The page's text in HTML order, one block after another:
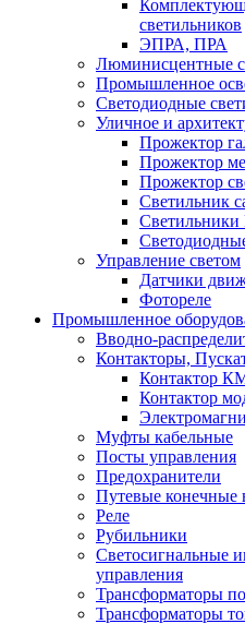
светильников
ЭПРА, ПРА
Люминисцентные
Промышленное
Светодиодные
Уличное и
Прожектор
Прожектор
Прожектор
Светильник
Управление светом
Датчики
Фотореле
Промышленное
Вводно-
Контакторы,
Контактор
Контактор
Муфты кабельные
Посты управления
Предохранители
Путевые конечные
Реле
Рубильники
Светосигнальные
управления
Трансформаторы
Трансформаторы